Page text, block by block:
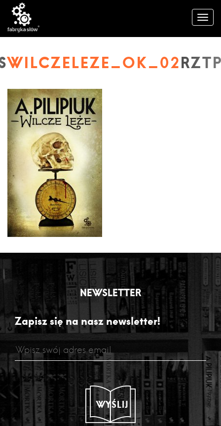
WILCZELEZE_OK_02
NEWSLETTER
Zapisz się na nasz newsletter!
WYŚLIJ